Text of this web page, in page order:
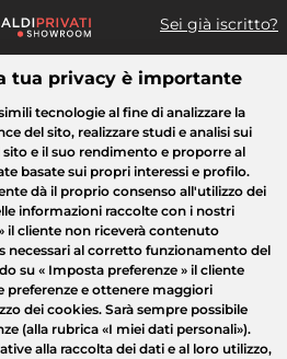
Sei già iscritto?
Casa Bellezza Elettrodomestici
tua privacy è importante
tecnologie al fine di analizzare la
del sito, realizzare studi e analisi sui
e il suo rendimento e proporre al
basate sui propri interessi e profilo.
dà il proprio consenso all'utilizzo dei
informazioni raccolte con i nostri
il cliente non riceverà contenuto
necessari al corretto funzionamento del
su « Imposta preferenze » il cliente
preferenze e ottenere maggiori
dei cookies. Sarà sempre possibile
(alla rubrica «I miei dati personali»).
alla raccolta dei dati e al loro utilizzo,